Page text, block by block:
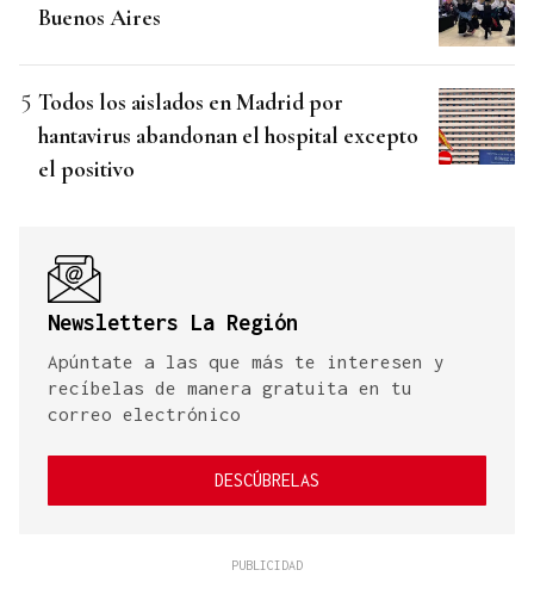
Buenos Aires
Todos los aislados en Madrid por
hantavirus abandonan el hospital excepto
el positivo
Newsletters La Región
Apúntate a las que más te interesen y
recíbelas de manera gratuita en tu
correo electrónico
DESCÚBRELAS